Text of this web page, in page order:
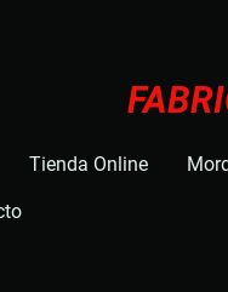
Tienda Online